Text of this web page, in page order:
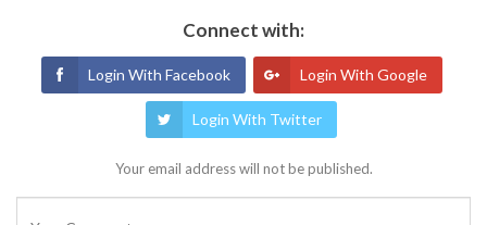
Connect with:
Login With Facebook Login With Google
Login With Twitter
Your email address will not be published.